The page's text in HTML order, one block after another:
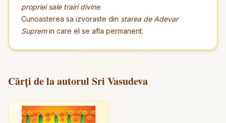
propriei sale trairi divine.
Cunoasterea sa izvoraste din starea de Adevar
Supremin care el se afla permanent.
Cărți de la autorul Sri Vasudeva